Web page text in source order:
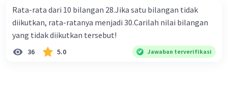
Rata-rata dari 10 bilangan 28.Jika satu bilangan tidak
diikutkan, rata-ratanya menjadi 30.Carilah nilai bilangan
yang tidak diikutkan tersebut!
36 5.0 Jawaban terverifikasi